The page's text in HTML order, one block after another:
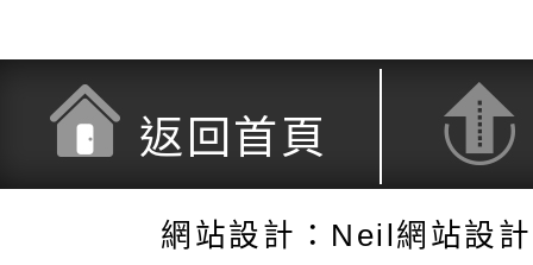
返回首頁
網站設計：Neil網站設